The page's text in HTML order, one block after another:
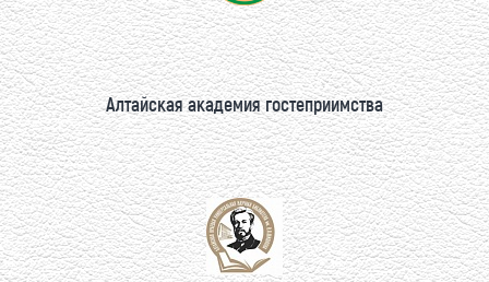
Алтайская академия гостеприимства